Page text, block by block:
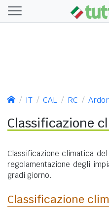
IT CAL RC
Classificazione
Classificazione climatica
regolamentazione degli
gradi giorno.
Classificazione